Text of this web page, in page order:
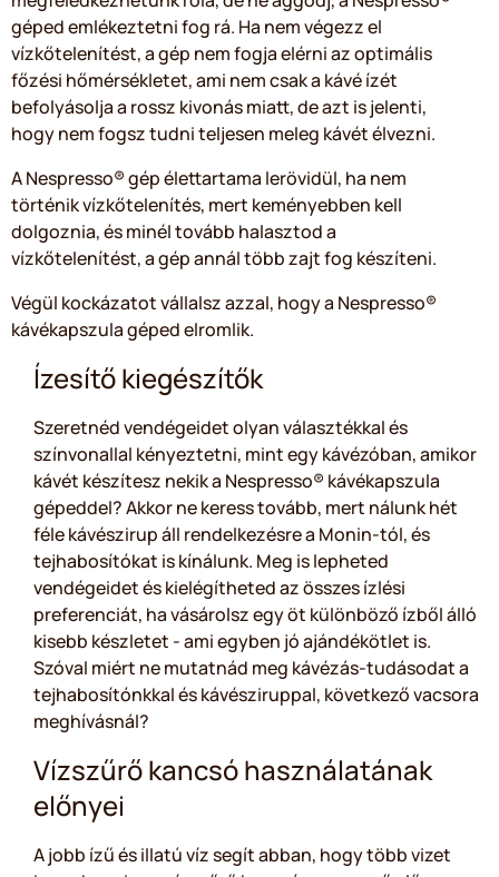
géped emlékeztetni fog rá. Ha nem végezz el
vízkőtelenítést, a gép nem fogja elérni az optimális
főzési hőmérsékletet, ami nem csak a kávé ízét
befolyásolja a rossz kivonás miatt, de azt is jelenti,
hogy nem fogsz tudni teljesen meleg kávét élvezni.
A Nespresso® gép élettartama lerövidül, ha nem
történik vízkőtelenítés, mert keményebben kell
dolgoznia, és minél tovább halasztod a
vízkőtelenítést, a gép annál több zajt fog készíteni.
Végül kockázatot vállalsz azzal, hogy a Nespresso®
kávékapszula géped elromlik.
Ízesítő kiegészítők
Szeretnéd vendégeidet olyan választékkal és
színvonallal kényeztetni, mint egy kávézóban, amikor
kávét készítesz nekik a Nespresso® kávékapszula
gépeddel? Akkor ne keress tovább, mert nálunk hét
féle kávészirup áll rendelkezésre a Monin-tól, és
tejhabosítókat is kínálunk. Meg is lepheted
vendégeidet és kielégítheted az összes ízlési
preferenciát, ha vásárolsz egy öt különböző ízből álló
kisebb készletet - ami egyben jó ajándékötlet is.
Szóval miért ne mutatnád meg kávézás-tudásodat a
tejhabosítónkkal és kávésziruppal, következő vacsora
meghívásnál?
Vízszűrő kancsó használatának
előnyei
A jobb ízű és illatú víz segít abban, hogy több vizet